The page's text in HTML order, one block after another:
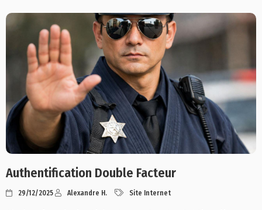
Authentification Double Facteur
29/12/2025 Alexandre H. Site Internet